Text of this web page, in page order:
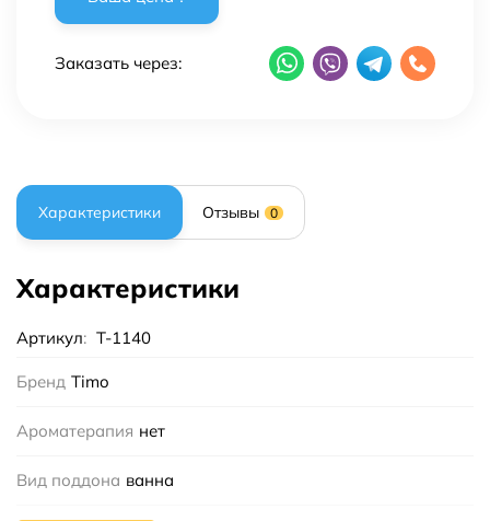
Заказать через:
Характеристики Отзывы 0
Характеристики
Артикул: T-1140
Бренд Timo
Ароматерапия нет
Вид поддона ванна